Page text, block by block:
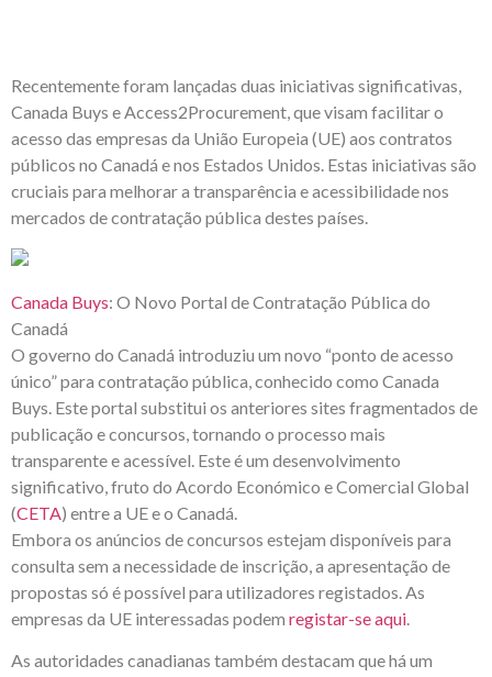
Recentemente foram lançadas duas iniciativas significativas,
Canada Buys e Access2Procurement, que visam facilitar o
acesso das empresas da União Europeia (UE) aos contratos
públicos no Canadá e nos Estados Unidos. Estas iniciativas são
cruciais para melhorar a transparência e acessibilidade nos
mercados de contratação pública destes países.
Canada Buys: O Novo Portal de Contratação Pública do
Canadá
O governo do Canadá introduziu um novo “ponto de acesso
único” para contratação pública, conhecido como Canada
Buys. Este portal substitui os anteriores sites fragmentados de
publicação e concursos, tornando o processo mais
transparente e acessível. Este é um desenvolvimento
significativo, fruto do Acordo Económico e Comercial Global
(CETA) entre a UE e o Canadá.
Embora os anúncios de concursos estejam disponíveis para
consulta sem a necessidade de inscrição, a apresentação de
propostas só é possível para utilizadores registados. As
empresas da UE interessadas podem registar-se aqui
As autoridades canadianas também destacam que há um